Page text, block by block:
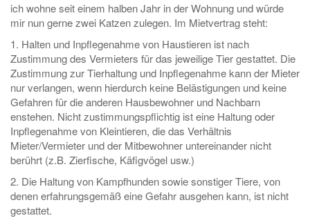
ich wohne seit einem halben Jahr in der Wohnung und würde
mir nun gerne zwei Katzen zulegen. Im Mietvertrag steht:
1. Halten und Inpflegenahme von Haustieren ist nach
Zustimmung des Vermieters für das jeweilige Tier gestattet. Die
Zustimmung zur Tierhaltung und Inpflegenahme kann der Mieter
nur verlangen, wenn hierdurch keine Belästigungen und keine
Gefahren für die anderen Hausbewohner und Nachbarn
enstehen. Nicht zustimmungspflichtig ist eine Haltung oder
Inpflegenahme von Kleintieren, die das Verhältnis
Mieter/Vermieter und der Mitbewohner untereinander nicht
berührt (z.B. Zierfische, Käfigvögel usw.)
2. Die Haltung von Kampfhunden sowie sonstiger Tiere, von
denen erfahrungsgemäß eine Gefahr ausgehen kann, ist nicht
gestattet.